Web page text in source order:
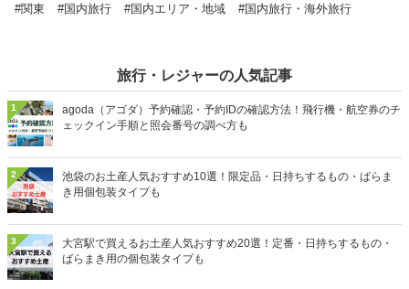
#関東
#国内旅行 #国内エリア・地域 #国内旅行・海外旅行
旅行・レジャーの人気記事
1
agoda（アゴダ）予約確認・予約IDの確認方法！飛行機・航空券のチ
ェックイン手順と照会番号の調べ方も
2
池袋のお土産人気おすすめ10選！限定品・日持ちするもの・ばらま
き用個包装タイプも
3
大宮駅で買えるお土産人気おすすめ20選！定番・日持ちするもの・
ばらまき用の個包装タイプも